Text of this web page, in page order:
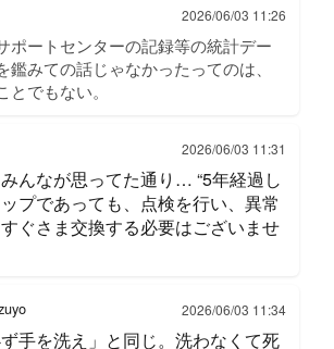
2026/06/03 11:26
ポートセンターの記録等の統計デー
鑑みての話じゃなかったってのは、
でもない。
2026/06/03 11:31
んなが思ってた通り… “5年経過し
プであっても、点検を行い、異常
ぐさま交換する必要はございませ
2026/06/03 11:34
ず手を洗え」と同じ。洗わなくて死